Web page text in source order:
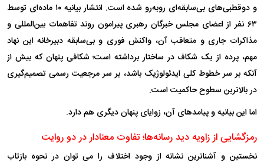
و دوقطبی‌های بی‌سابقه‌ای روبه‌رو شده است. انتشار بیانیه ۱۰ ماده‌ای توسط
۶۳ نفر از اعضای مجلس خبرگان رهبری پیرامون روند تفاهمات بین‌المللی و
مذاکرات جاری و متعاقب آن، واکنش فوری و بی‌سابقه دبیرخانه این نهاد
مهم، پرده از یک شکاف در ساختار برداشته است؛ شکافی پنهان که بیش از
آنکه بر سر خطوط کلی ایدئولوژیک باشد، بر سر مرجعیت رسمی تصمیم‌گیری
در بالاترین سطوح حاکمیت است.
اما این بیانیه و پیامدهای آن، زوایای پنهان دیگری هم دارد.
رمزگشایی از زاویه دید رسانه‌ها؛ تفاوت معنادار در دو روایت
نخستین و آشناترین نشانه از وجود اختلاف را می توان در نحوه بازتاب